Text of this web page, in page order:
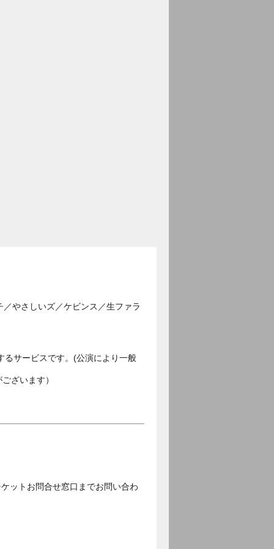
やさしいズ／ケビンス／生ファラ
るサービスです。(公演により一般
ざいます）
ットお問合せ窓口までお問い合わ